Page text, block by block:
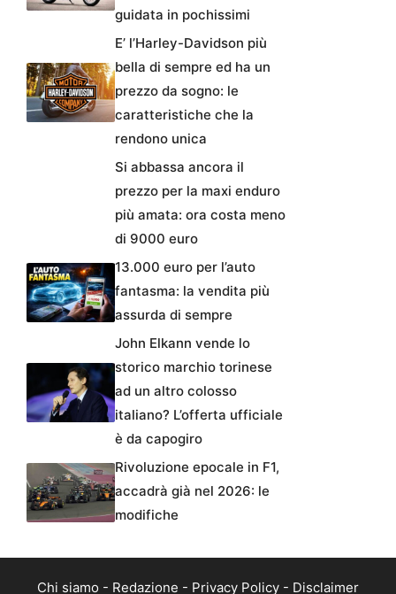
guidata in pochissimi
E’ l’Harley-Davidson più
bella di sempre ed ha un
prezzo da sogno: le
caratteristiche che la
rendono unica
Si abbassa ancora il
prezzo per la maxi enduro
più amata: ora costa meno
di 9000 euro
13.000 euro per l’auto
fantasma: la vendita più
assurda di sempre
John Elkann vende lo
storico marchio torinese
ad un altro colosso
italiano? L’offerta ufficiale
è da capogiro
Rivoluzione epocale in F1,
accadrà già nel 2026: le
modifiche
Chi siamo - Redazione - Privacy Policy - Disclaimer